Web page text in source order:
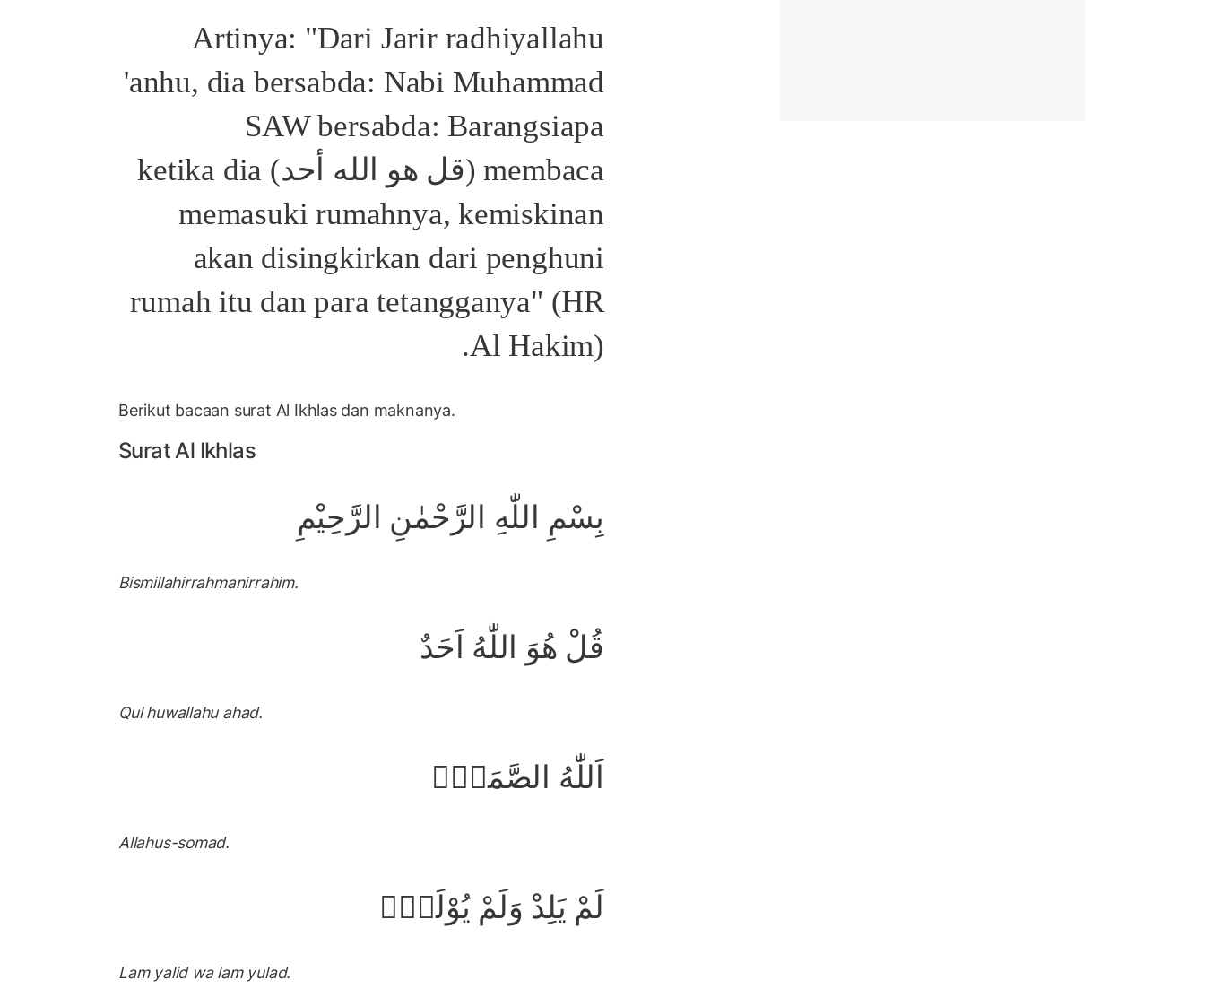
Artinya: "Dari Jarir radhiyallahu
'anhu, dia bersabda: Nabi Muhammad
SAW bersabda: Barangsiapa
membaca (قل هو الله أحد) ketika dia
memasuki rumahnya, kemiskinan
akan disingkirkan dari penghuni
rumah itu dan para tetangganya" (HR
Al Hakim).
Berikut bacaan surat Al Ikhlas dan maknanya.
Surat Al Ikhlas
بِسْمِ اللّٰهِ الرَّحْمٰنِ الرَّحِيْمِ
Bismillahirrahmanirrahim.
قُلْ هُوَ اللّٰهُ اَحَدٌ
Qul huwallahu ahad.
اَللّٰهُ الصَّمَدُۚ
Allahus-somad.
لَمْ يَلِدْ وَلَمْ يُوْلَدْۙ
Lam yalid wa lam yulad.